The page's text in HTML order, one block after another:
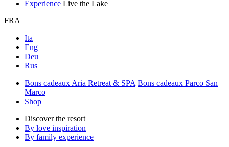
Experience Live the Lake
FRA
Ita
Eng
Deu
Rus
Bons cadeaux Aria Retreat & SPA Bons cadeaux Parco San
Marco
Shop
Discover the resort
By love inspiration
By family experience